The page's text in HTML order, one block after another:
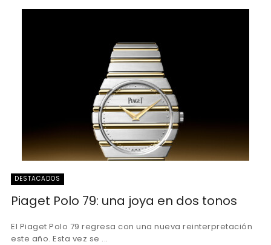
DESTACADOS
Piaget Polo 79: una joya en dos tonos
El Piaget Polo 79 regresa con una nueva reinterpretación
este año. Esta vez se ...